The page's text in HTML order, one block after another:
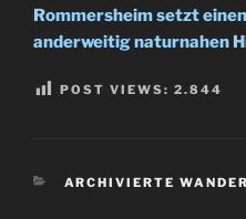
Rommersheim setzt
anderweitig naturnahen
POST VIEWS: 2.844
KATEGORIEN
ARCHIVIERTE